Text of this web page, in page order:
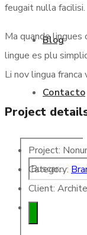
Blog
Contacto
feugait nulla facilisi.
Ma quande
lingue es plu
Li nov lingua franca
Project
Project:
Category:
Client: